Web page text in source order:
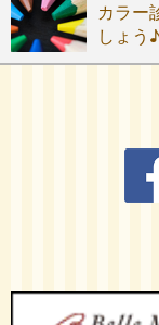
カラー
しょう